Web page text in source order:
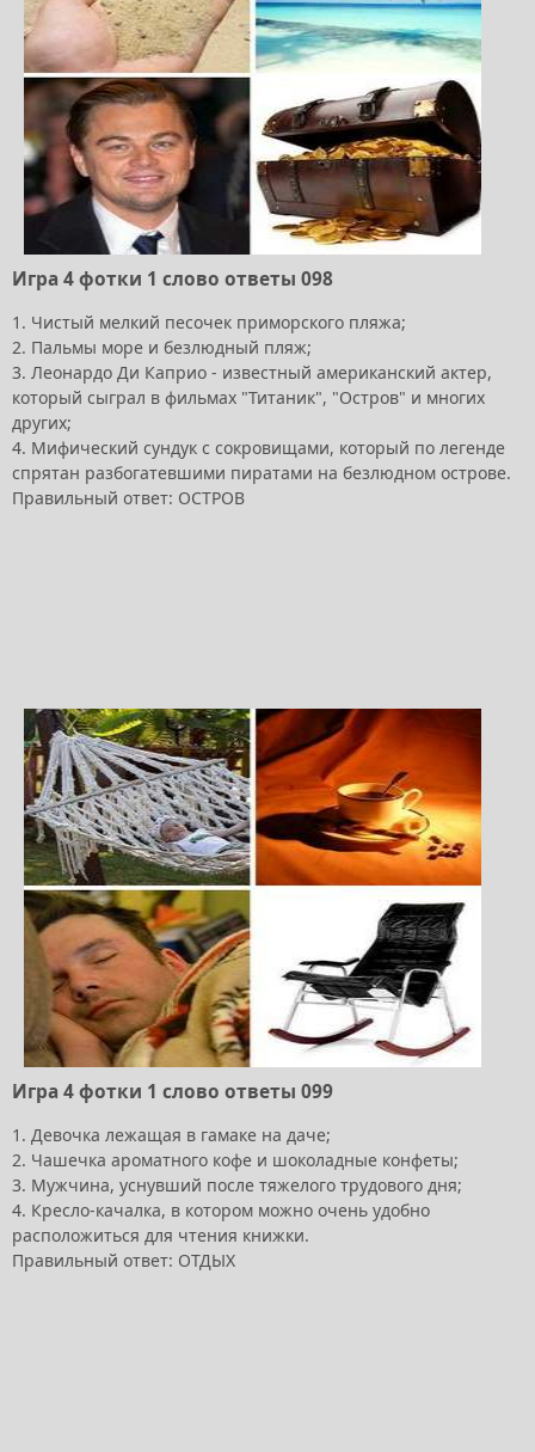
Игра 4 фотки 1 слово ответы 098
1. Чистый мелкий песочек приморского пляжа;
2. Пальмы море и безлюдный пляж;
3. Леонардо Ди Каприо - известный американский актер,
который сыграл в фильмах "Титаник", "Остров" и многих
других;
4. Мифический сундук с сокровищами, который по легенде
спрятан разбогатевшими пиратами на безлюдном острове.
Правильный ответ: ОСТРОВ
Игра 4 фотки 1 слово ответы 099
1. Девочка лежащая в гамаке на даче;
2. Чашечка ароматного кофе и шоколадные конфеты;
3. Мужчина, уснувший после тяжелого трудового дня;
4. Кресло-качалка, в котором можно очень удобно
расположиться для чтения книжки.
Правильный ответ: ОТДЫХ